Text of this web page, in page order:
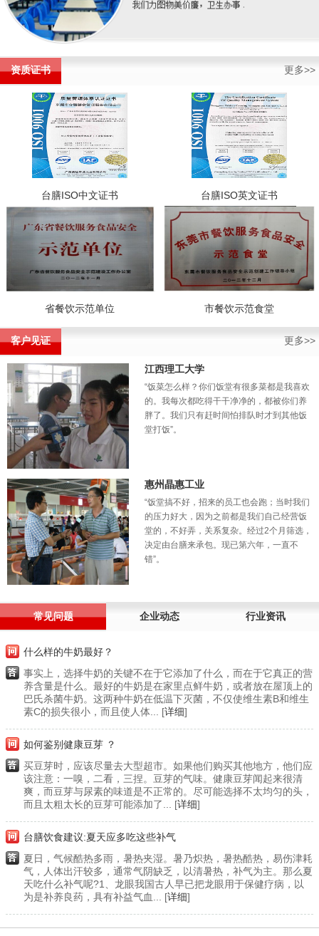
资质证书 更多>>
台膳ISO中文证书 台膳ISO英文证书
省餐饮示范单位 市餐饮示范食堂
客户见证 更多>>
江西理工大学
“饭菜怎么样？你们饭堂有很多菜都是我喜欢
的。我每次都吃得干干净净的，都被你们养
胖了。我们只有赶时间怕排队时才到其他饭
堂打饭”。
惠州晶惠工业
“饭堂搞不好，招来的员工也会跑；当时我们
的压力好大，因为之前都是我们自己经营饭
堂的，不好弄，关系复杂。经过2个月筛选，
决定由台膳来承包。现已第六年，一直不
错”。
常见问题 企业动态 行业资讯
什么样的牛奶最好？
事实上，选择牛奶的关键不在于它添加了什么，而在于它真正的营
养含量是什么。最好的牛奶是在家里点鲜牛奶，或者放在屋顶上的
巴氏杀菌牛奶。这两种牛奶在低温下灭菌，不仅使维生素B和维生
素C的损失很小，而且使人体... [详细]
如何鉴别健康豆芽 ？
买豆芽时，应该尽量去大型超市。如果他们购买其他地方，他们应
该注意：一嗅，二看，三捏。豆芽的气味。健康豆芽闻起来很清
爽，而豆芽与尿素的味道是不正常的。尽可能选择不太均匀的头，
而且太粗太长的豆芽可能添加了... [详细]
台膳饮食建议:夏天应多吃这些补气
夏日，气候酷热多雨，暑热夹湿。暑乃炽热，暑热酷热，易伤津耗
气，人体出汗较多，通常气阴缺乏，以清暑热，补气为主。那么夏
天吃什么补气呢?1、龙眼我国古人早已把龙眼用于保健疗病，以
为是补养良药，具有补益气血... [详细]